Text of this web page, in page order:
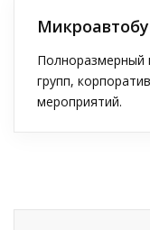
Полноразмерный
групп,
мероприятий.